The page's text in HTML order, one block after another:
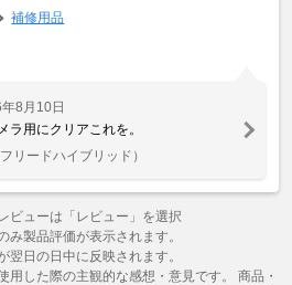
補修用品
8月10日
ラ用にクリアこれを。
リードハイブリッド）
ビューは「レビュー」を選択
製品評価が表示されます。
日の日中に反映されます。
した際の主観的な感想・意見です。 商品・